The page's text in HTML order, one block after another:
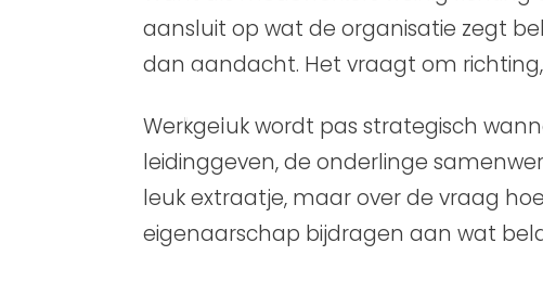
Share 0
aansluit op wat de organisatie zegt
dan aandacht. Het vraagt om
Werkgeluk wordt pas strategisch
leidinggeven, de onderlinge
leuk extraatje, maar over de vraag
eigenaarschap bijdragen aan wat